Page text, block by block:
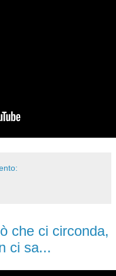
che ci circonda,
ci sa...